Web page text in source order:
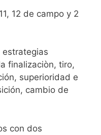
12 de campo y 2
estrategias
finalizaciòn, tiro,
superioridad e
cambio de
con dos